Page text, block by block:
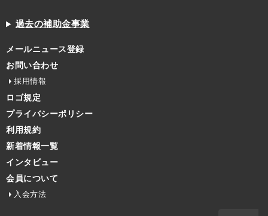
過去の補助金事業
メールニュース登録
お問い合わせ
採用情報
ロゴ規定
プライバシーポリシー
利用規約
新着情報一覧
インタビュー
会員について
入会方法